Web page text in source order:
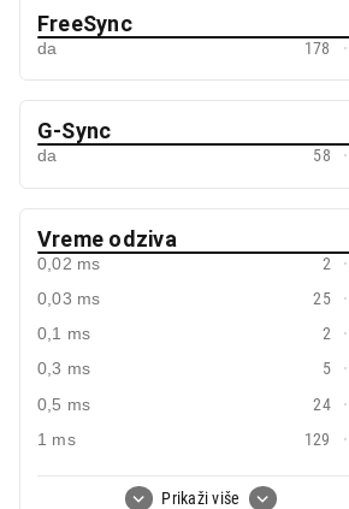
23,8"
24"
10
24,5"
26,5"
10
27"
29"
1
31,5"
23
31,6"
2
32"
10
34"
20
34,1"
1
34,2"
1
FreeSync
da 178
G-Sync
da 58
Vreme odziva
Prikaži više
0,02 ms
2
0,03 ms
25
0,1 ms
2
0,3 ms
5
0,5 ms
24
1 ms
129
2 ms
1